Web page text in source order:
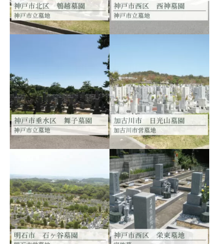
加古郡稲美町北山
神戸市立 鵯越墓園
神戸市北区 神戸市営墓地
神戸市立 西神墓園
神戸市西区 神戸市立墓園
神戸市立 舞子墓園
神戸市垂水区 神戸市立墓地 加古川市営 日光山墓園
加古川市上荘町 加古川市営
墓地